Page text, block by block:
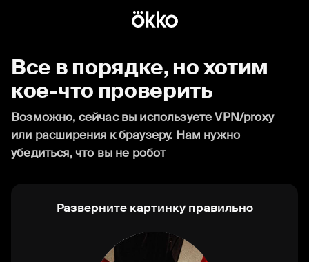
Все в порядке, но хотим
кое-что проверить
Возможно, сейчас вы используете VPN/proxy
или расширения к браузеру. Нам нужно
убедиться, что вы не робот
Разверните картинку правильно